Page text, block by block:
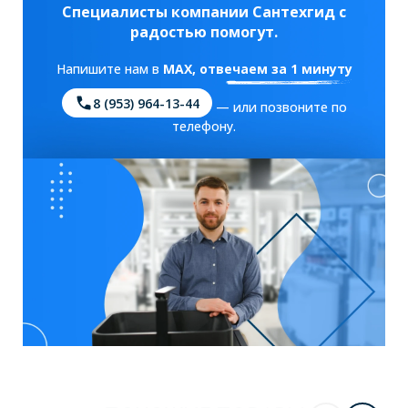
Специалисты компании Сантехгид с
радостью помогут.
Напишите нам в MAX, отвечаем за 1 минуту
8 (953) 964-13-44
— или позвоните по
телефону.